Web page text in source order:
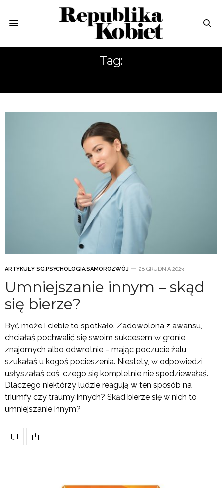
Tag:
ARTYKUŁY SG,PSYCHOLOGIA,SAMOROZWÓJ 28 GRUDNIA 2023
Umniejszanie innym – skąd
się bierze?
Być może i ciebie to spotkało. Zadowolona z awansu,
chciałaś pochwalić się swoim sukcesem w gronie
znajomych albo odwrotnie – mając poczucie żalu,
szukałaś u kogoś pocieszenia. Niestety, w odpowiedzi
usłyszałaś coś, czego się kompletnie nie spodziewałaś.
Dlaczego niektórzy ludzie reagują w ten sposób na
triumfy czy traumy innych? Skąd bierze się w nich to
umniejszanie innym?